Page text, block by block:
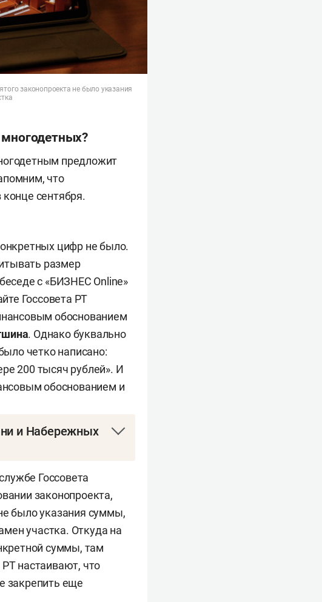
законопроекта не было указания
предложит
что
сентября.
цифр не было.
размер
с «БИЗНЕС Online»
Госсовета РТ
обоснованием
. Однако буквально
четко написано:
200 тысяч рублей». И
обоснованием и
и Набережных
с 2012 года. Под
они должны жить в своем
условий.
Набережные Челны:
районов участками
Госсовета
законопроекта,
было указания суммы,
участка. Откуда на
суммы, там
настаивают, что
закрепить еще